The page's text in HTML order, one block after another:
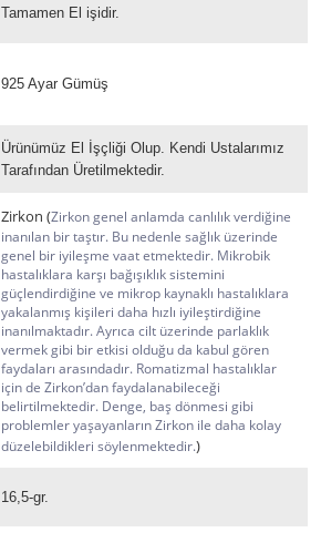
Tamamen El işidir.
925 Ayar Gümüş
Ürünümüz El İşçliği Olup. Kendi Ustalarımız
Tarafından Üretilmektedir.
Zirkon (Zirkon genel anlamda canlılık verdiğine
inanılan bir taştır. Bu nedenle sağlık üzerinde
genel bir iyileşme vaat etmektedir. Mikrobik
hastalıklara karşı bağışıklık sistemini
güçlendirdiğine ve mikrop kaynaklı hastalıklara
yakalanmış kişileri daha hızlı iyileştirdiğine
inanılmaktadır. Ayrıca cilt üzerinde parlaklık
vermek gibi bir etkisi olduğu da kabul gören
faydaları arasındadır. Romatizmal hastalıklar
için de Zirkon’dan faydalanabileceği
belirtilmektedir. Denge, baş dönmesi gibi
problemler yaşayanların Zirkon ile daha kolay
düzelebildikleri söylenmektedir.)
16,5-gr.